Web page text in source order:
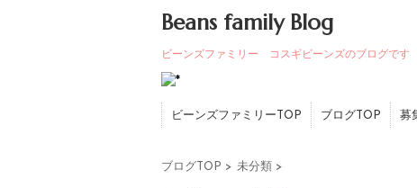
Beans family Blog
ビーンズファミリー コスギビーンズのブログです
ビーンズファミリーTOP ブログTOP 募
ブログTOP > 未分類 >